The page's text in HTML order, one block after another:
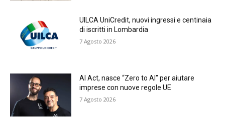
UILCA UniCredit, nuovi ingressi e centinaia
di iscritti in Lombardia
7 Agosto 2026
AI Act, nasce “Zero to AI” per aiutare
imprese con nuove regole UE
7 Agosto 2026